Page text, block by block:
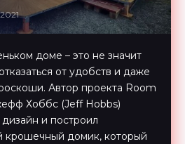
доме – это не значит
от удобств и даже
Автор проекта Room
Хоббс (Jeff Hobbs)
и построил
крошечный домик, который